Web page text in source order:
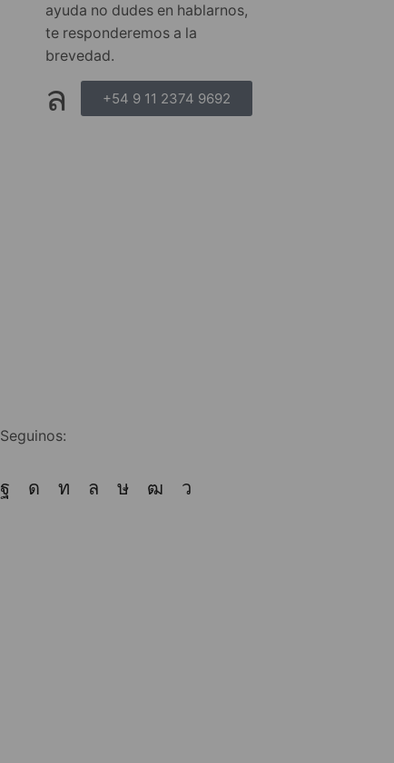
ayuda no dudes en hablarnos,
te responderemos a la
brevedad.
+54 9 11 2374 9692
Seguinos: